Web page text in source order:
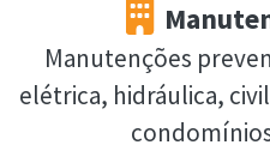
Manutenções
elétrica, hidráulica,